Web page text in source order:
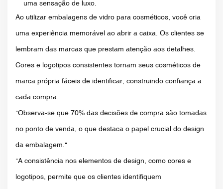
uma sensação de luxo.
Ao utilizar embalagens de vidro para cosméticos, você cria
uma experiência memorável ao abrir a caixa. Os clientes se
lembram das marcas que prestam atenção aos detalhes.
Cores e logotipos consistentes tornam seus cosméticos de
marca própria fáceis de identificar, construindo confiança a
cada compra.
"Observa-se que 70% das decisões de compra são tomadas
no ponto de venda, o que destaca o papel crucial do design
da embalagem."
"A consistência nos elementos de design, como cores e
logotipos, permite que os clientes identifiquem